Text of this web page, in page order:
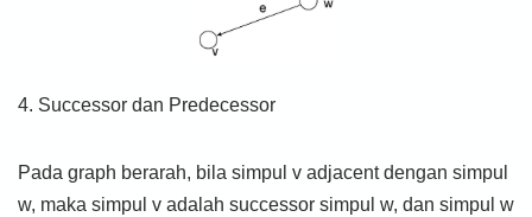
4. Successor dan Predecessor
Pada graph berarah, bila simpul v adjacent dengan simpul
w, maka simpul v adalah successor simpul w, dan simpul w